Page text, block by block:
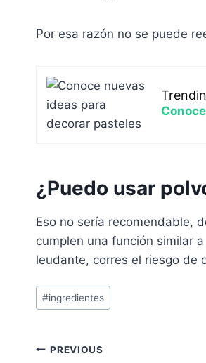
Por esa razón no se puede
¿Puedo usar
Eso no sería recomendable,
cumplen una función similar
leudante, corres el riesgo de
Post
Tags:
#ingredientes
Navegación
PREVIOUS